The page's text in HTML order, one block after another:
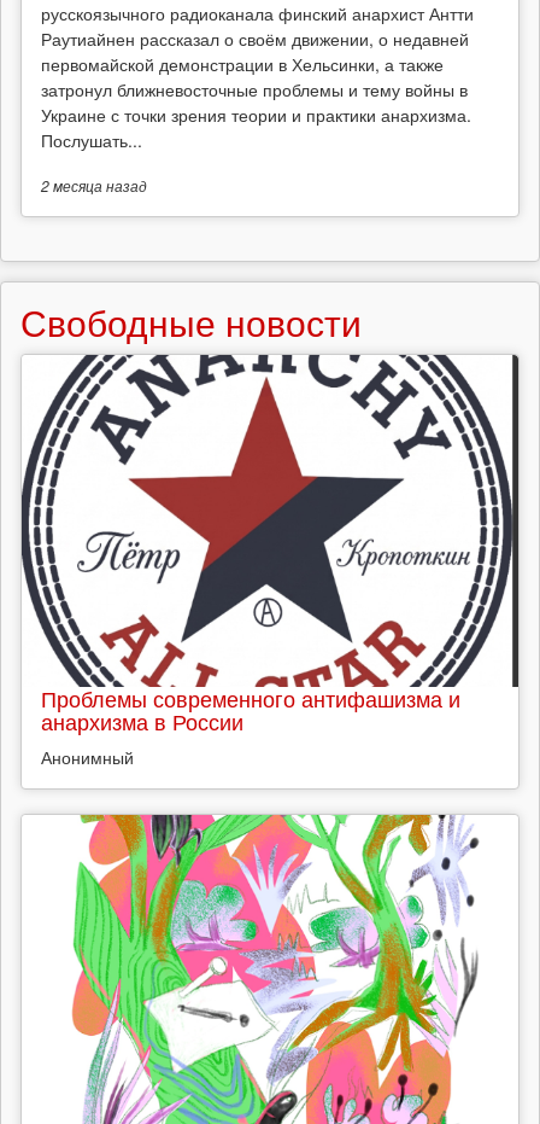
русскоязычного радиоканала финский анархист Антти
Раутиайнен рассказал о своём движении, о недавней
первомайской демонстрации в Хельсинки, а также
затронул ближневосточные проблемы и тему войны в
Украине с точки зрения теории и практики анархизма.
Послушать...
2 месяцаназад
Свободные новости
Проблемы современного антифашизма и
анархизма в России
Анонимный